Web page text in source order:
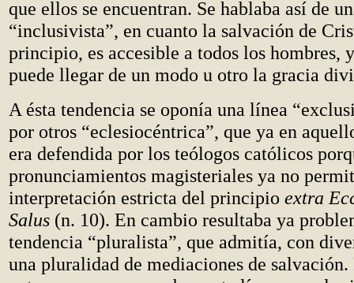
que ellos se encuentran. Se hablaba así de
“inclusivista”, en cuanto la salvación de
principio, es accesible a todos los hombres,
puede llegar de un modo u otro la gracia
A ésta tendencia se oponía una línea
por otros “eclesiocéntrica”, que ya en
era defendida por los teólogos católicos
pronunciamientos magisteriales ya no
interpretación estricta del principio extra
Salus (n. 10). En cambio resultaba ya
tendencia “pluralista”, que admitía, con
una pluralidad de mediaciones de salvación.